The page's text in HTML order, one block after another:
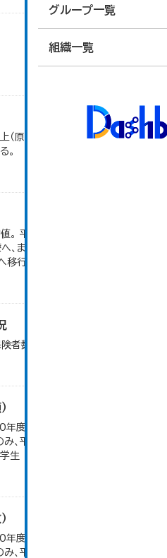
グループ一覧
組織一覧
（原則）の被保険者は後期高
。
平成２０年４月から、７５歳
、また、退職被保険者のうち
行。
数の平均値（４月～３月）
度から変更 乳幼児・小中高
、平成20年度から令和元年
生
度から変更 乳幼児・小中高
、平成20年度から令和元年